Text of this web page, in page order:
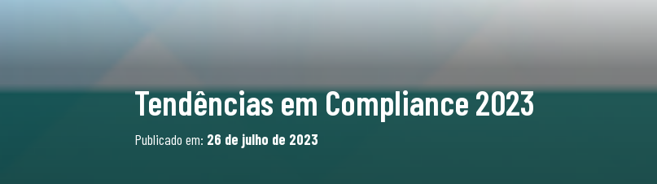
Tendências em Compliance 2023
Publicado em: 26 de julho de 2023